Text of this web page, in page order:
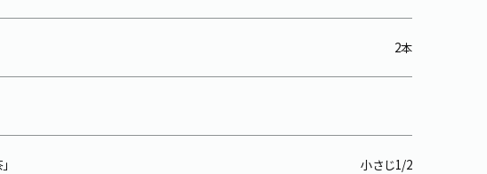
2本
小さじ1/2